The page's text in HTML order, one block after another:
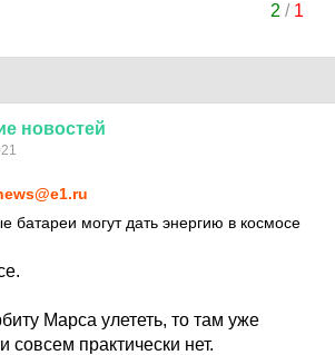
2 / 1
новостей
батареи могут дать энергию в космосе
Марса улететь, то там уже
совсем практически нет.